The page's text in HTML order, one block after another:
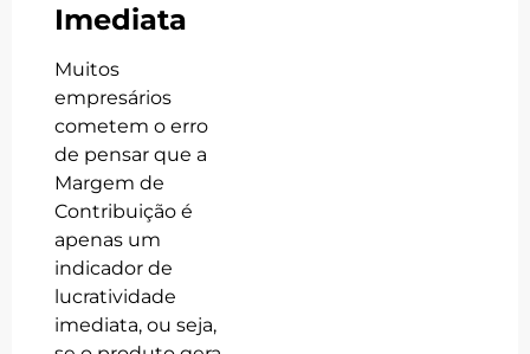
Imediata
Muitos
empresários
cometem o erro
de pensar que a
Margem de
Contribuição é
apenas um
indicador de
lucratividade
imediata, ou seja,